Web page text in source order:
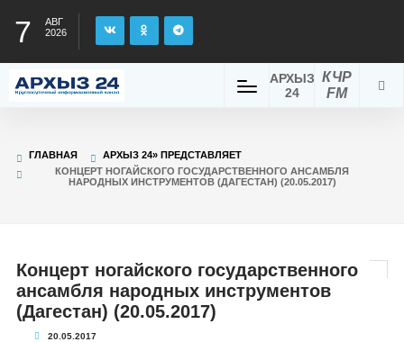
7
АВГ
2026
КЧР
FM
АРХЫЗ
24
ГЛАВНАЯ
АРХЫЗ 24» ПРЕДСТАВЛЯЕТ
КОНЦЕРТ НОГАЙСКОГО ГОСУДАРСТВЕННОГО АНСАМБЛЯ
НАРОДНЫХ ИНСТРУМЕНТОВ (ДАГЕСТАН) (20.05.2017)
Концерт ногайского государственного
ансамбля народных инструментов
(Дагестан) (20.05.2017)
20.05.2017